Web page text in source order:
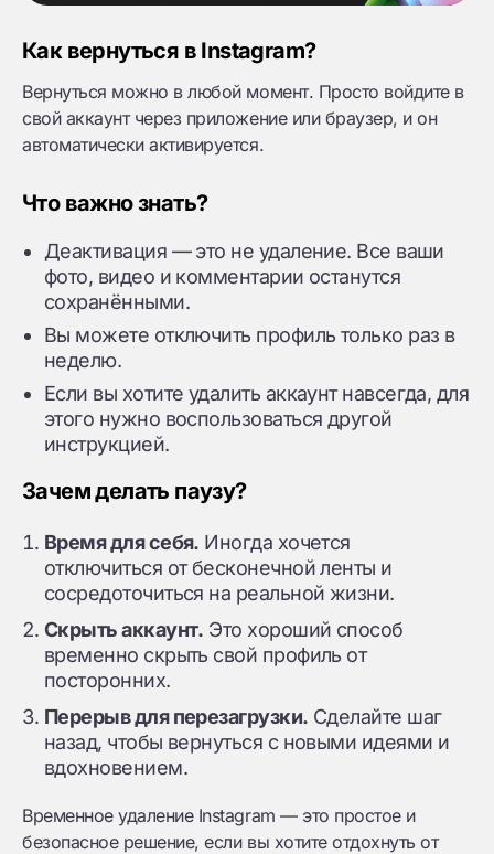
Как вернуться в Instagram?
Вернуться можно в любой момент. Просто войдите в
свой аккаунт через приложение или браузер, и он
автоматически активируется.
Что важно знать?
Деактивация — это не удаление. Все ваши
фото, видео и комментарии останутся
сохранёнными.
Вы можете отключить профиль только раз в
неделю.
Если вы хотите удалить аккаунт навсегда, для
этого нужно воспользоваться другой
инструкцией.
Зачем делать паузу?
Время для себя. Иногда хочется
отключиться от бесконечной ленты и
сосредоточиться на реальной жизни.
Скрыть аккаунт. Это хороший способ
временно скрыть свой профиль от
посторонних.
Перерыв для перезагрузки. Сделайте шаг
назад, чтобы вернуться с новыми идеями и
вдохновением.
Временное удаление Instagram — это простое и
безопасное решение, если вы хотите отдохнуть от